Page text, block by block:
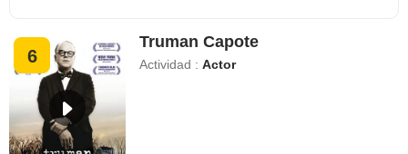
6
Truman Capote
Actividad :Actor